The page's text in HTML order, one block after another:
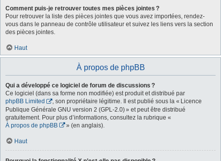
Comment puis-je retrouver toutes mes pièces jointes ?
Pour retrouver la liste des pièces jointes que vous avez importées, rendez-
vous dans le panneau de contrôle utilisateur et suivez les liens vers la section
des pièces jointes.
Haut
À propos de phpBB
Qui a développé ce logiciel de forum de discussions ?
Ce logiciel (dans sa forme non modifiée) est produit et distribué par
phpBB Limited
, son propriétaire légitime. Il est publié sous la « Licence
Publique Générale GNU version 2 (GPL-2.0) » et peut être distribué
gratuitement. Pour plus d’informations, consultez la rubrique «
À propos de phpBB
» (en anglais).
Haut